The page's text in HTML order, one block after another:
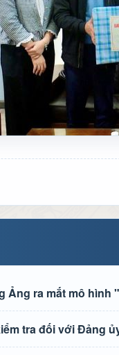
Ảng ra mắt mô
tra đối với Đảng